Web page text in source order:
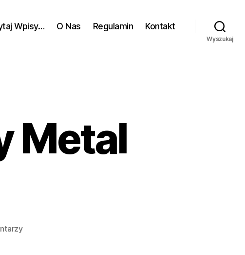
Wpisy… O Nas Regulamin Kontakt
Wyszukaj
Metal
do